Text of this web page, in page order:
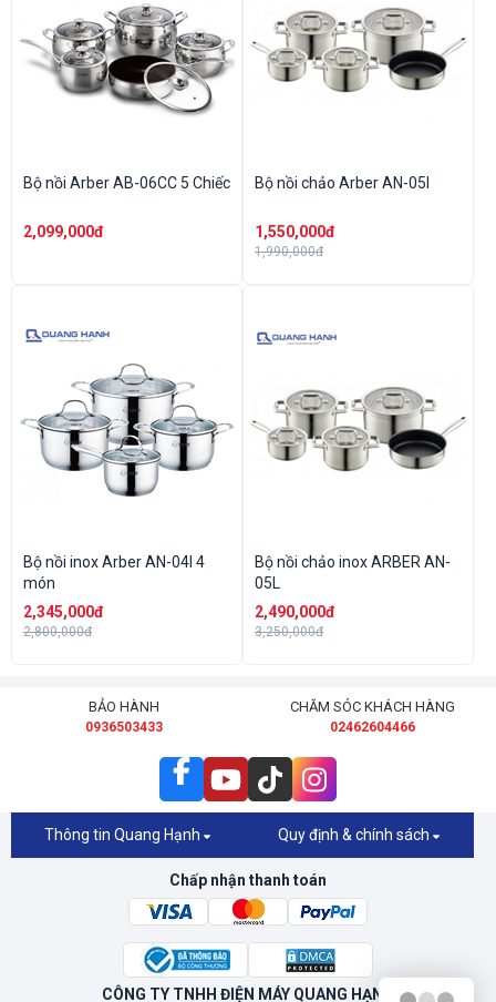
Bộ nồi Arber AB-06CC 5 Chiếc
2,099,000đ
Bộ nồi chảo Arber AN-05I
1,550,000đ
1,990,000đ
Bộ nồi inox Arber AN-04I 4
món
2,345,000đ
2,800,000đ
Bộ nồi chảo inox ARBER AN-
05L
2,490,000đ
3,250,000đ
BẢO HÀNH
0936503433
CHĂM SÓC KHÁCH HÀNG
02462604466
Thông tin Quang Hạnh Quy định & chính sách
Chấp nhận thanh toán
CÔNG TY TNHH ĐIỆN MÁY QUANG HẠNH